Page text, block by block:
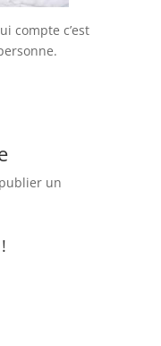
compte c’est
un